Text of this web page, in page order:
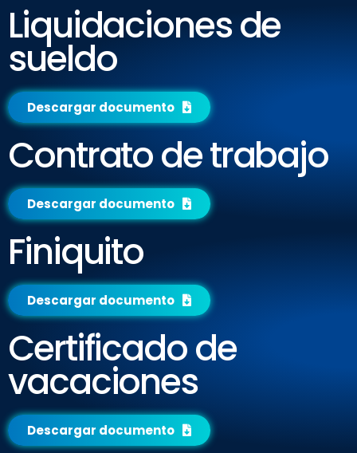
Liquidaciones de
sueldo
Descargar documento
Contrato de trabajo
Descargar documento
Finiquito
Descargar documento
Certificado de
vacaciones
Descargar documento